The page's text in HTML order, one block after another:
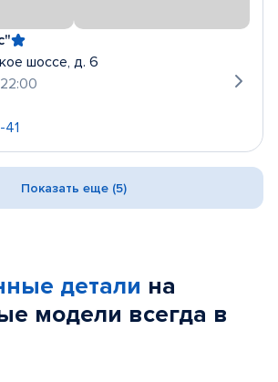
шоссе, д. 6
Показать еще (5)
детали на
модели всегда в